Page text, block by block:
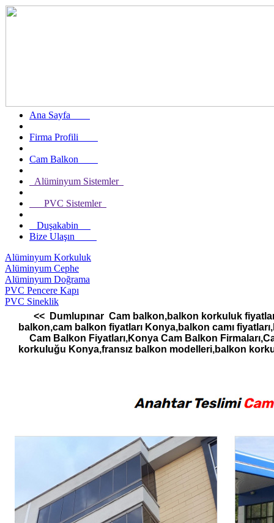
Ana Sayfa
Firma Profili
Cam Balkon
Alüminyum Sistemler
PVC Sistemler
Duşakabin
Bize Ulaşın
Alüminyum Korkuluk
Alüminyum Cephe
Alüminyum Doğrama
PVC Pencere Kapı
PVC Sineklik
<< Dumlupınar Cam balkon,balkon korkuluk
balkon,cam balkon fiyatları Konya,balkon camı
Cam Balkon Fiyatları,Konya Cam Balkon
korkuluğu Konya,fransız balkon modelleri,balkon